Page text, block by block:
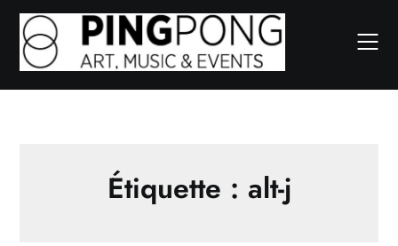
Skip
content
Étiquette : alt-j